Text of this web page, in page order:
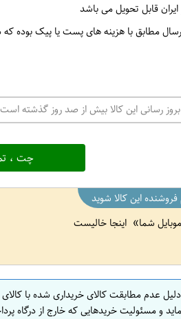
قابل تحویل می باشد
مطابق با هزینه های پست یا پیک بوده
بروز رسانی این کالا بیش از صد روز گذشته
چت ،
این کالا شوید
شما اینجا خالیست
عدم مطابقت کالای خریداری شده با
و مسئولیت خریدهایی که خارج از درگاه